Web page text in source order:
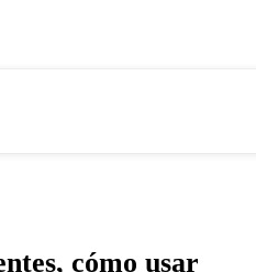
cómo usar